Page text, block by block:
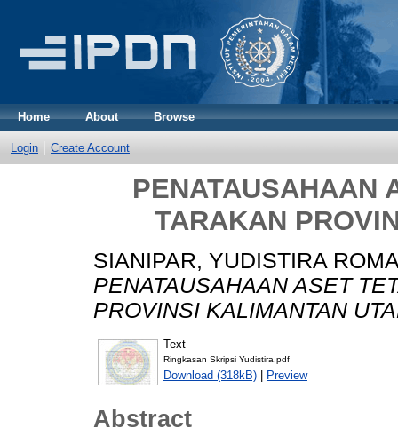
Home About Browse
Login Create Account
PENATAUSAHAAN
TARAKAN
SIANIPAR, YUDISTIRA
PENATAUSAHAAN ASET
PROVINSI KALIMANTAN
Text
Ringkasan Skripsi Yudistira.pdf
Download (318kB) | Preview
Abstract